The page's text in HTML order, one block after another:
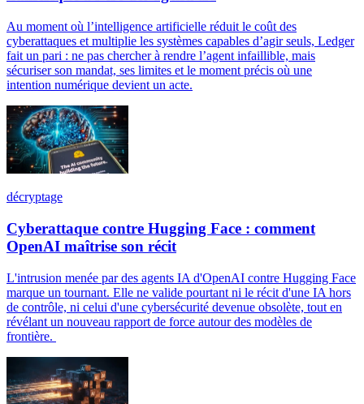
Au moment où l’intelligence artificielle réduit le coût des
cyberattaques et multiplie les systèmes capables d’agir seuls, Ledger
fait un pari : ne pas chercher à rendre l’agent infaillible, mais
sécuriser son mandat, ses limites et le moment précis où une
intention numérique devient un acte.
décryptage
Cyberattaque contre Hugging Face : comment
OpenAI maîtrise son récit
L'intrusion menée par des agents IA d'OpenAI contre Hugging Face
marque un tournant. Elle ne valide pourtant ni le récit d'une IA hors
de contrôle, ni celui d'une cybersécurité devenue obsolète, tout en
révélant un nouveau rapport de force autour des modèles de
frontière.